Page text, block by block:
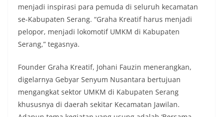
menjadi inspirasi para pemuda di seluruh kecamatan
se-Kabupaten Serang. “Graha Kreatif harus menjadi
pelopor, menjadi lokomotif UMKM di Kabupaten
Serang,” tegasnya.
Founder Graha Kreatif, Johani Fauzin menerangkan,
digelarnya Gebyar Senyum Nusantara bertujuan
mengangkat sektor UMKM di Kabupaten Serang
khususnya di daerah sekitar Kecamatan Jawilan.